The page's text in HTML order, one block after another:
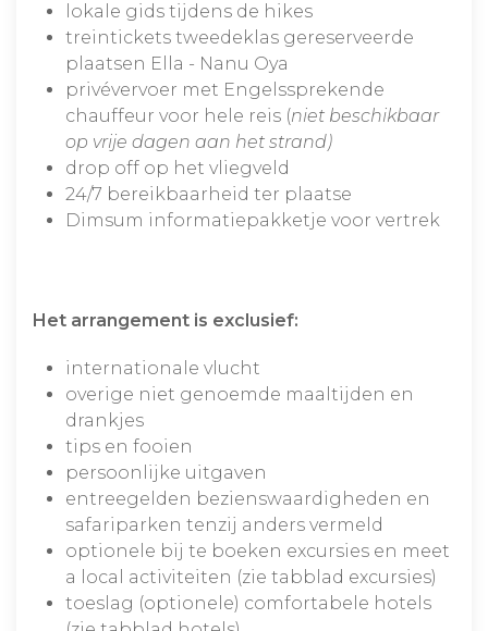
lokale gids tijdens de hikes
treintickets tweedeklas gereserveerde
plaatsen Ella - Nanu Oya
privévervoer met Engelssprekende
chauffeur voor hele reis (niet beschikbaar
op vrije dagen aan het strand)
drop off op het vliegveld
24/7 bereikbaarheid ter plaatse
Dimsum informatiepakketje voor vertrek
Het arrangement is exclusief:
internationale vlucht
overige niet genoemde maaltijden en
drankjes
tips en fooien
persoonlijke uitgaven
entreegelden bezienswaardigheden en
safariparken tenzij anders vermeld
optionele bij te boeken excursies en meet
a local activiteiten (zie tabblad excursies)
toeslag (optionele) comfortabele hotels